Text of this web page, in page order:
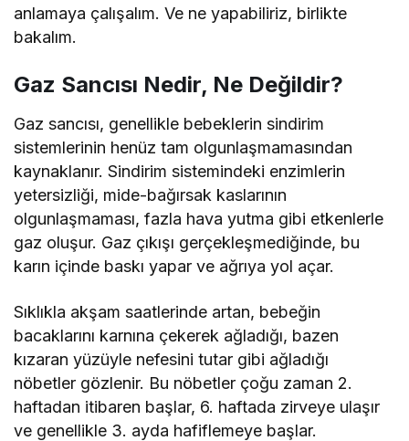
anlamaya çalışalım. Ve ne yapabiliriz, birlikte
bakalım.
Gaz Sancısı Nedir, Ne Değildir?
Gaz sancısı, genellikle bebeklerin sindirim
sistemlerinin henüz tam olgunlaşmamasından
kaynaklanır. Sindirim sistemindeki enzimlerin
yetersizliği, mide-bağırsak kaslarının
olgunlaşmaması, fazla hava yutma gibi etkenlerle
gaz oluşur. Gaz çıkışı gerçekleşmediğinde, bu
karın içinde baskı yapar ve ağrıya yol açar.
Sıklıkla akşam saatlerinde artan, bebeğin
bacaklarını karnına çekerek ağladığı, bazen
kızaran yüzüyle nefesini tutar gibi ağladığı
nöbetler gözlenir. Bu nöbetler çoğu zaman 2.
haftadan itibaren başlar, 6. haftada zirveye ulaşır
ve genellikle 3. ayda hafiflemeye başlar.